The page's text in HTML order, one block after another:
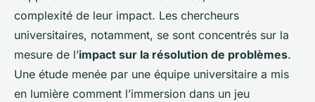
complexité de leur impact. Les chercheurs
universitaires, notamment, se sont concentrés sur la
mesure de l’impact sur la résolution de problèmes.
Une étude menée par une équipe universitaire a mis
en lumière comment l’immersion dans un jeu